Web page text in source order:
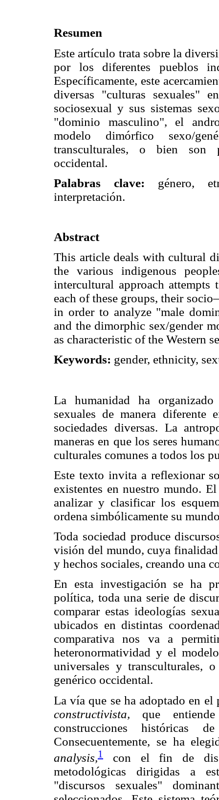
Resumen
Este artículo trata sobre la
por los diferentes pueblos
Específicamente, este
diversas "culturas sexuales"
sociosexual y sus sistemas
"dominio masculino", el
modelo dimórfico sexo/
transculturales, o bien son
occidental.
Palabras clave: género,
interpretación.
Abstract
This article deals with cultural
the various indigenous
intercultural approach
each of these groups, their
in order to analyze "male
and the dimorphic sex/gender
as characteristic of the Western
Keywords: gender, ethnicity,
La humanidad ha
sexuales de manera diferente
sociedades diversas. La
maneras en que los seres
culturales comunes a todos los
Este texto invita a reflexionar
existentes en nuestro mundo.
analizar y clasificar los
ordena simbólicamente su
Toda sociedad produce
visión del mundo, cuya
y hechos sociales, creando una
En esta investigación se ha
política, toda una serie de
comparar estas ideologías
ubicados en distintas
comparativa nos va a
heteronormatividad y el
universales y transculturales,
genérico occidental.
La vía que se ha adoptado en el
constructivista, que
construcciones históricas
Consecuentemente, se ha
analysis,1
con el fin de
metodológicas dirigidas a
"discursos sexuales"